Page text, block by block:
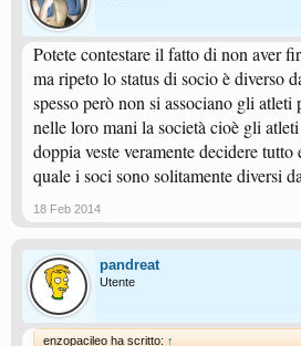
Potete contestare il fatto di non aver
ma ripeto lo status di socio è diverso
spesso però non si associano gli
nelle loro mani la società cioè gli
doppia veste veramente decidere
quale i soci sono solitamente diversi
18 Feb 2014
pandreat
Utente
enzopacileo ha scritto: ↑